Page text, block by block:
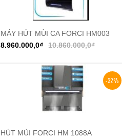
Thêm vào giỏ hàng
MÁY HÚT MÙI CA FORCI HM003
10.860.000,0₫
8.960.000,0₫
-32%
Thêm vào giỏ hàng
HÚT MÙI FORCI HM 1088A